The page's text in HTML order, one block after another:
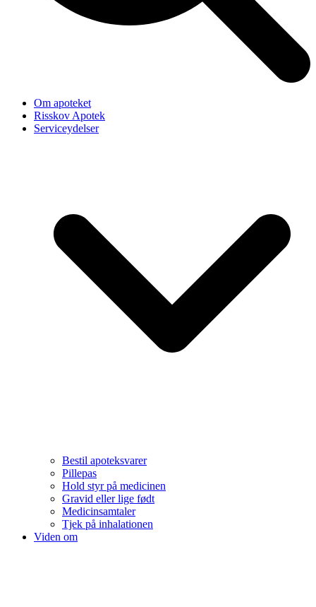
Om apoteket
Risskov Apotek
Serviceydelser
Bestil apoteksvarer
Pillepas
Hold styr på medicinen
Gravid eller lige født
Medicinsamtaler
Tjek på inhalationen
Viden om